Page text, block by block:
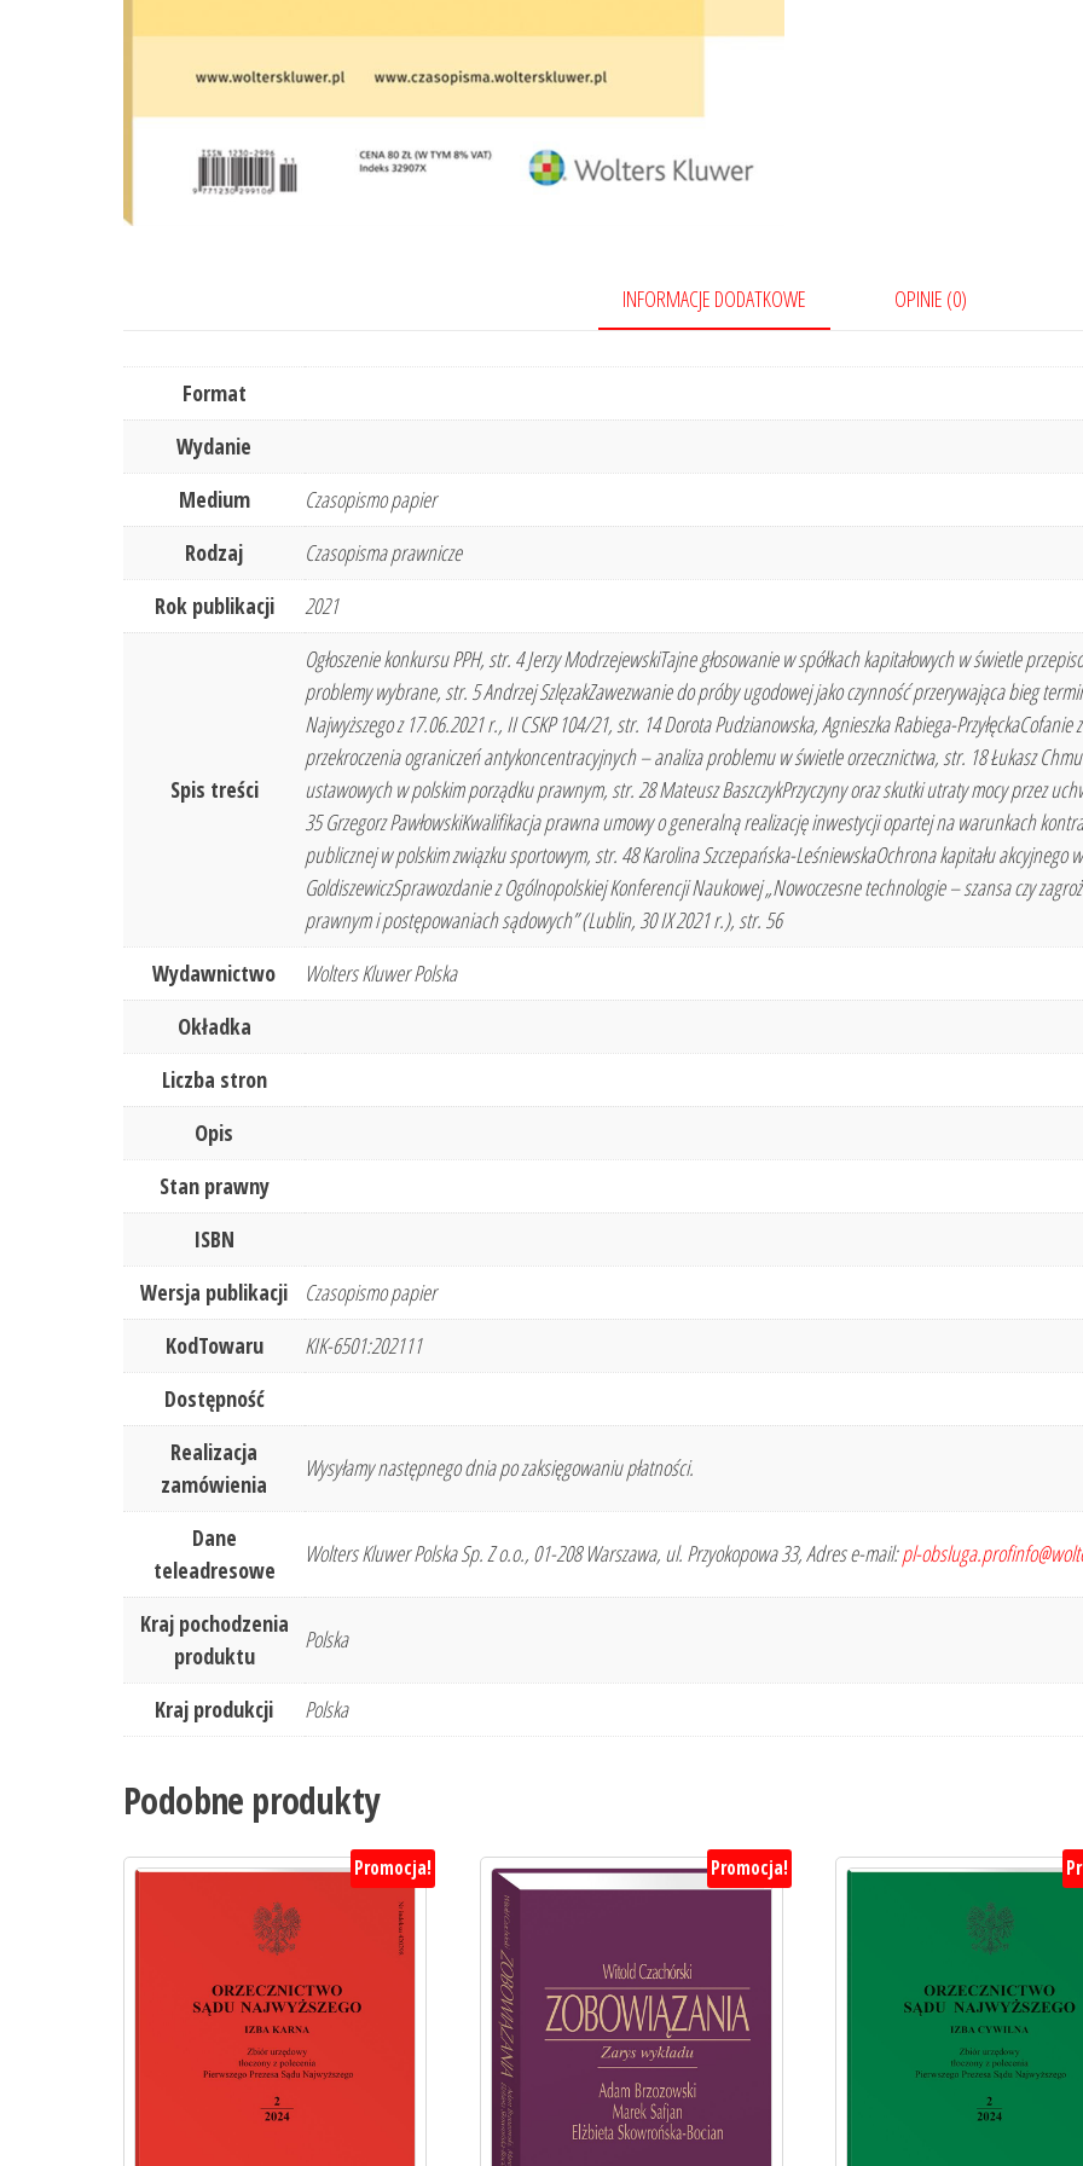
INFORMACJE DODATKOWE OPINIE (0)
Format
Wydanie
Medium
Czasopismo papier
Rodzaj
Czasopisma prawnicze
Rok publikacji
2021
Spis treści
Ogłoszenie konkursu PPH, str. 4 Jerzy ModrzejewskiTajne głosowanie w spółkach kapitałowych w świetle
problemy wybrane, str. 5 Andrzej SzlęzakZawezwanie do próby ugodowej jako czynność przerywająca bieg
Najwyższego z 17.06.2021 r., II CSKP 104/21, str. 14 Dorota Pudzianowska, Agnieszka Rabiega-
przekroczenia ograniczeń antykoncentracyjnych – analiza problemu w świetle orzecznictwa, str. 18 Łukasz
ustawowych w polskim porządku prawnym, str. 28 Mateusz BaszczykPrzyczyny oraz skutki utraty mocy przez
35 Grzegorz PawłowskiKwalifikacja prawna umowy o generalną realizację inwestycji opartej na warunkach
publicznej w polskim związku sportowym, str. 48 Karolina Szczepańska-LeśniewskaOchrona kapitału akcyjnego
GoldiszewiczSprawozdanie z Ogólnopolskiej Konferencji Naukowej „Nowoczesne technologie – szansa czy
prawnym i postępowaniach sądowych” (Lublin, 30 IX 2021 r.), str. 56
Wydawnictwo
Wolters Kluwer Polska
Okładka
Liczba stron
Opis
Stan prawny
ISBN
Wersja publikacji
Czasopismo papier
KodTowaru
KIK-6501:202111
Dostępność
Realizacja
zamówienia
Wysyłamy następnego dnia po zaksięgowaniu płatności.
Dane
teleadresowe
Wolters Kluwer Polska Sp. Z o.o., 01-208 Warszawa, ul. Przyokopowa 33, Adres e-mail:pl-
Kraj pochodzenia
produktu
Polska
Kraj produkcji Polska
Podobne produkty
Promocja! Promocja!